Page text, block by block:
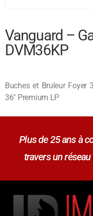
Vanguard –
DVM36KP
Buches et Bruleur Foyer
36″ Premium LP
Plus de 25 ans à
travers un